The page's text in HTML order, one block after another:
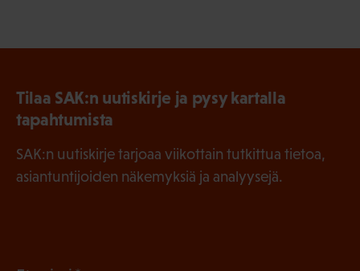
Tilaa SAK:n uutiskirje ja pysy kartalla
tapahtumista
SAK:n uutiskirje tarjoaa viikottain tutkittua tietoa,
asiantuntijoiden näkemyksiä ja analyysejä.